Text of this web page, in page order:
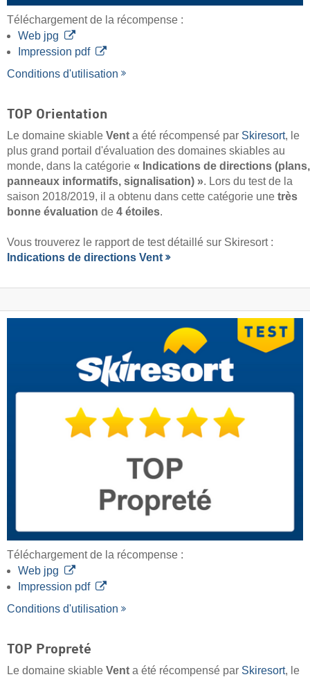
Téléchargement de la récompense :
Web jpg
Impression pdf
Conditions d'utilisation
TOP Orientation
Le domaine skiable Vent a été récompensé par Skiresort, le
plus grand portail d'évaluation des domaines skiables au
monde, dans la catégorie « Indications de directions (plans,
panneaux informatifs, signalisation) ». Lors du test de la
saison 2018/2019, il a obtenu dans cette catégorie une très
bonne évaluation de 4 étoiles.
Vous trouverez le rapport de test détaillé sur Skiresort :
Indications de directions Vent
Téléchargement de la récompense :
Web jpg
Impression pdf
Conditions d'utilisation
TOP Propreté
Le domaine skiable Vent a été récompensé par Skiresort, le